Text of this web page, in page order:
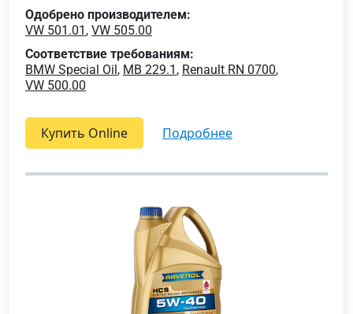
Одобрено производителем:
VW 501.01 , VW 505.00
Соответствие требованиям:
BMW Special Oil , MB 229.1 , Renault RN 0700,
VW 500.00
Купить Online подробнее